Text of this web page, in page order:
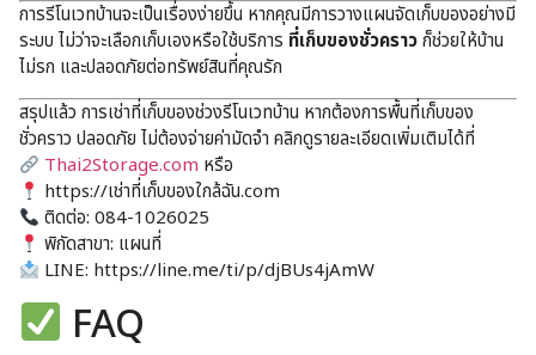
การรีโนเวทบ้านจะเป็นเรื่องง่ายขึ้น หากคุณมีการวางแผนจัดเก็บของอย่างมี
ระบบ ไม่ว่าจะเลือกเก็บเองหรือใช้บริการ ที่เก็บของชั่วคราวก็ช่วยให้บ้าน
ไม่รก และปลอดภัยต่อทรัพย์สินที่คุณรัก
สรุปแล้ว การเช่าที่เก็บของช่วงรีโนเวทบ้าน หากต้องการพื้นที่เก็บของ
ชั่วคราว ปลอดภัย ไม่ต้องจ่ายค่ามัดจำ คลิกดูรายละเอียดเพิ่มเติมได้ที่
Thai2Storage.com หรือ
https://เช่าที่เก็บของใกล้ฉัน.com
ติดต่อ: 084-1026025
พิกัดสาขา: แผนที่
LINE: https://line.me/ti/p/djBUs4jAmW
FAQ